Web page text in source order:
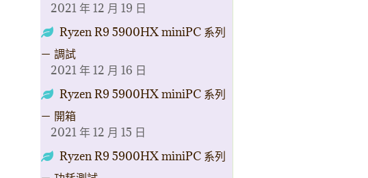
2021 年 12 月 19 日
Ryzen R9 5900HX miniPC 系列
－ 調試
2021 年 12 月 16 日
Ryzen R9 5900HX miniPC 系列
－ 開箱
2021 年 12 月 15 日
Ryzen R9 5900HX miniPC 系列